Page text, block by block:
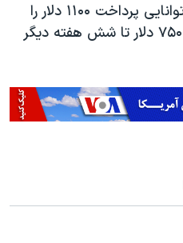
در عین حال برای کسانی که توانایی پرداخت ۱۱۰۰ دلار را
با قیمت ۷۵۰ دلار تا شش هفته دیگر